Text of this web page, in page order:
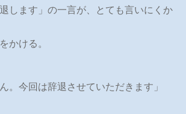
します」の一言が、とても言いにくか
かける。
。今回は辞退させていただきます」